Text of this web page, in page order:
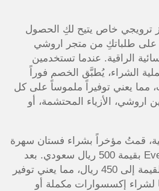
خاص يتيح لكِ الحصول
بنسبة 10% على طلباتكِ من متجر اروشي
الراقية. عندما تستخدمين
الشراء، يُطبَّق الخصم فوراً
مما يعني توفيراً ملموساً على كل
اروشي، الأزياء المحتشمة، أو
قمتُ مؤخراً بشراء فستان سهرة
من قسم Evening Dresses بقيمة 500 ريال سعودي. بعد
تطبيق الكود، انخفضت القيمة إلى 450 ريال، مما يعني توفير
لشراء إكسسوارات مكملة أو